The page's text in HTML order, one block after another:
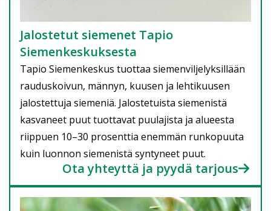
Jalostetut siemenet Tapio
Siemenkeskuksesta
Tapio Siemenkeskus tuottaa siemenviljelyksillään
rauduskoivun, männyn, kuusen ja lehtikuusen
jalostettuja siemeniä. Jalostetuista siemenistä
kasvaneet puut tuottavat puulajista ja alueesta
riippuen 10–30 prosenttia enemmän runkopuuta
kuin luonnon siemenistä syntyneet puut.
Ota yhteyttä ja pyydä tarjous